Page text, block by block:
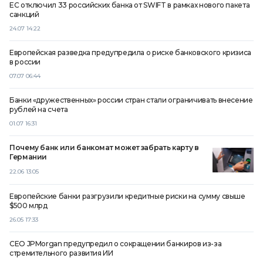
24.07 14:22
ЕС отключил 33 российских банка от SWIFT в рамках нового пакета
санкций
07.07 06:44
Европейская разведка предупредила о риске банковского кризиса
в россии
01.07 16:31
Банки «дружественных» россии стран стали ограничивать внесение
рублей на счета
22.06 13:05
Почему банк или банкомат может забрать карту в
Германии
26.05 17:33
Европейские банки разгрузили кредитные риски на сумму свыше
$500 млрд
CEO JPMorgan предупредил о сокращении банкиров из-за
стремительного развития ИИ